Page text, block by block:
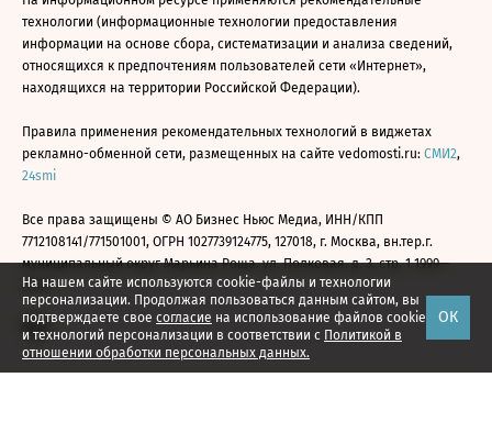
На нашем сайте используются cookie-файлы и технологии
персонализации. Продолжая пользоваться данным сайтом, вы
подтверждаете свое согласие на использование файлов cookie
и технологий персонализации в соответствии с Политикой в
отношении обработки персональных данных.
ОК
технологии (информационные технологии предоставления
информации на основе сбора, систематизации и анализа сведений,
относящихся к предпочтениям пользователей сети «Интернет»,
находящихся на территории Российской Федерации).
Правила применения рекомендательных технологий в виджетах
рекламно-обменной сети, размещенных на сайте vedomosti.ru: СМИ2,
24smi
Все права защищены © АО Бизнес Ньюс Медиа, ИНН/КПП
7712108141/771501001, ОГРН 1027739124775, 127018, г. Москва, вн.тер.г.
муниципальный округ Марьина Роща, ул. Полковая, д. 3, стр. 1 1999—
2026